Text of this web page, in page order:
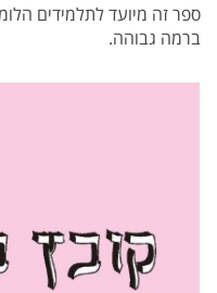
ספר זה מיועד לתלמידים
ברמה גבוהה.